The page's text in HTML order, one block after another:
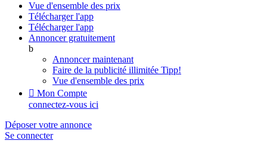
Vue d'ensemble des prix
Télécharger l'app
Télécharger l'app
Annoncer gratuitement
b
Annoncer maintenant
Faire de la publicité illimitée Tipp!
Vue d'ensemble des prix
 Mon Compte
connectez-vous ici
Déposer votre annonce
Se connecter